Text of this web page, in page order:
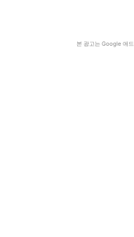
본 광고는 Google 애